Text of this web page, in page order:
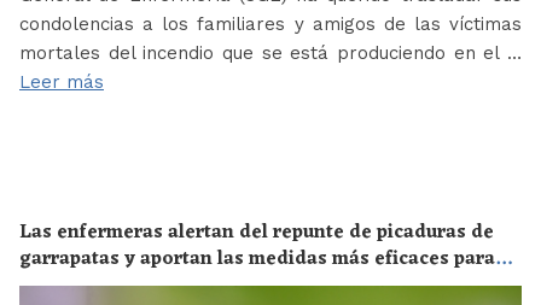
condolencias a los familiares y amigos de las víctimas
mortales del incendio que se está produciendo en el …
Leer más
Las enfermeras alertan del repunte de picaduras de
garrapatas y aportan las medidas más eficaces para
evitar las enfermedades derivadas